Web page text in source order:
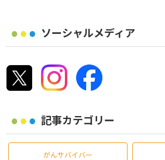
ソーシャルメディア
記事カテゴリー
がんサバイバー